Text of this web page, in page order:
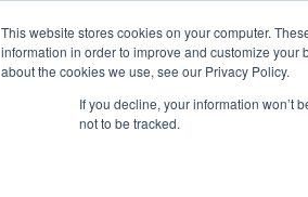
This website stores cookies on your computer.
information in order to improve and customize
about the cookies we use, see our Privacy Policy.
If you decline, your information won’t
not to be tracked.